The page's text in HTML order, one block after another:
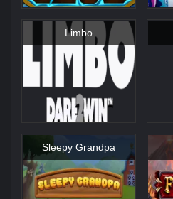
Limbo
Sleepy Grandpa